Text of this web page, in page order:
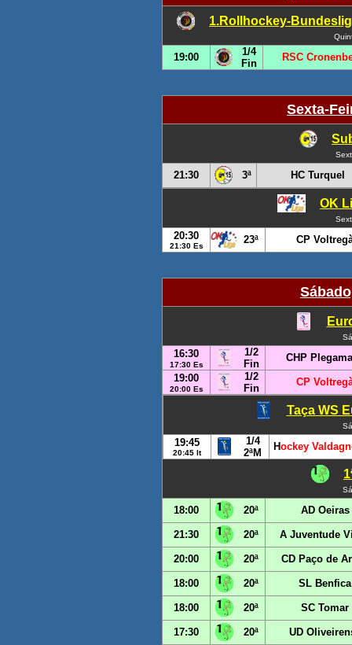
1.Rollhockey-
19:00
1/4
Fin
RSC
Sexta-
21:30 3ª HC Turquel
OK
20:30
21:30 Es
23ª CP
16:30
17:30 Es
1/2
Fin
CHP
19:00
20:00 Es
1/2
Fin
CP
Taça WS
19:45
20:45 It
1/4
2ªM
Hockey
18:00 20ª AD Oeiras
21:30 20ª A Juventude
20:00 20ª CD Paço de
18:00 20ª SL Benfica
18:00 20ª SC Tomar
17:30 20ª UD